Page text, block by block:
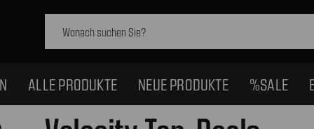
ALLE PRODUKTE NEUE PRODUKTE %SALE